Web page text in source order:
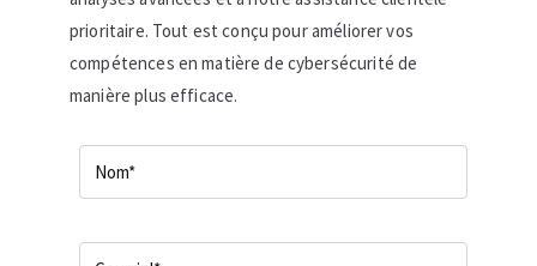
prioritaire. Tout est conçu pour améliorer vos
compétences en matière de cybersécurité de
manière plus efficace.